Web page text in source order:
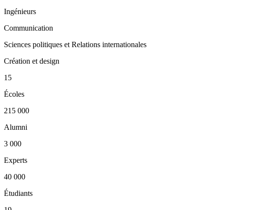
Ingénieurs
Communication
Sciences politiques et Relations internationales
Création et design
15
Écoles
215 000
Alumni
3 000
Experts
40 000
Étudiants